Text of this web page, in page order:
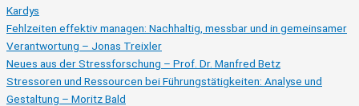
Kardys
Fehlzeiten effektiv managen: Nachhaltig, messbar und in gemeinsamer
Verantwortung – Jonas Treixler
Neues aus der Stressforschung – Prof. Dr. Manfred Betz
Stressoren und Ressourcen bei Führungstätigkeiten: Analyse und
Gestaltung – Moritz Bald